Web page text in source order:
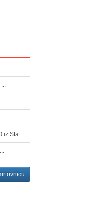
iz Sta...